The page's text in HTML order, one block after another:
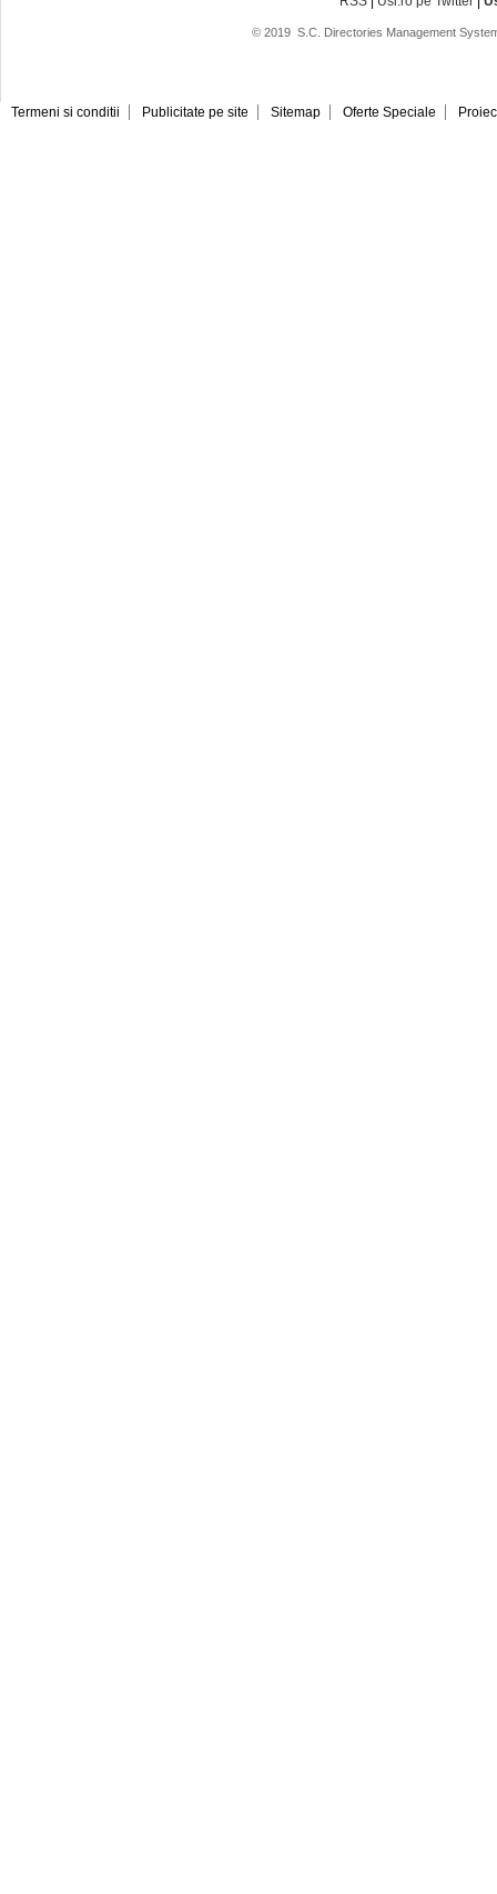
© 2019 S.C. Directories Management
Termeni si conditii Publicitate pe site Sitemap Oferte Speciale